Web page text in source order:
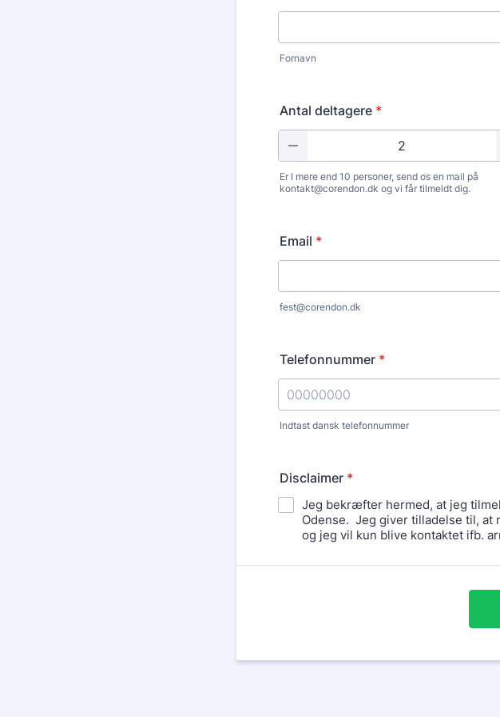
Fornavn
Antal deltagere *
Er I mere end 10 personer, send os en mail på
kontakt@corendon.dk og vi får tilmeldt dig.
Email *
fest@corendon.dk
Telefonnummer *
Indtast dansk telefonnummer
Disclaimer *
Jeg bekræfter hermed, at jeg
Odense. Jeg giver tilladelse til, at
og jeg vil kun blive kontaktet ifb.